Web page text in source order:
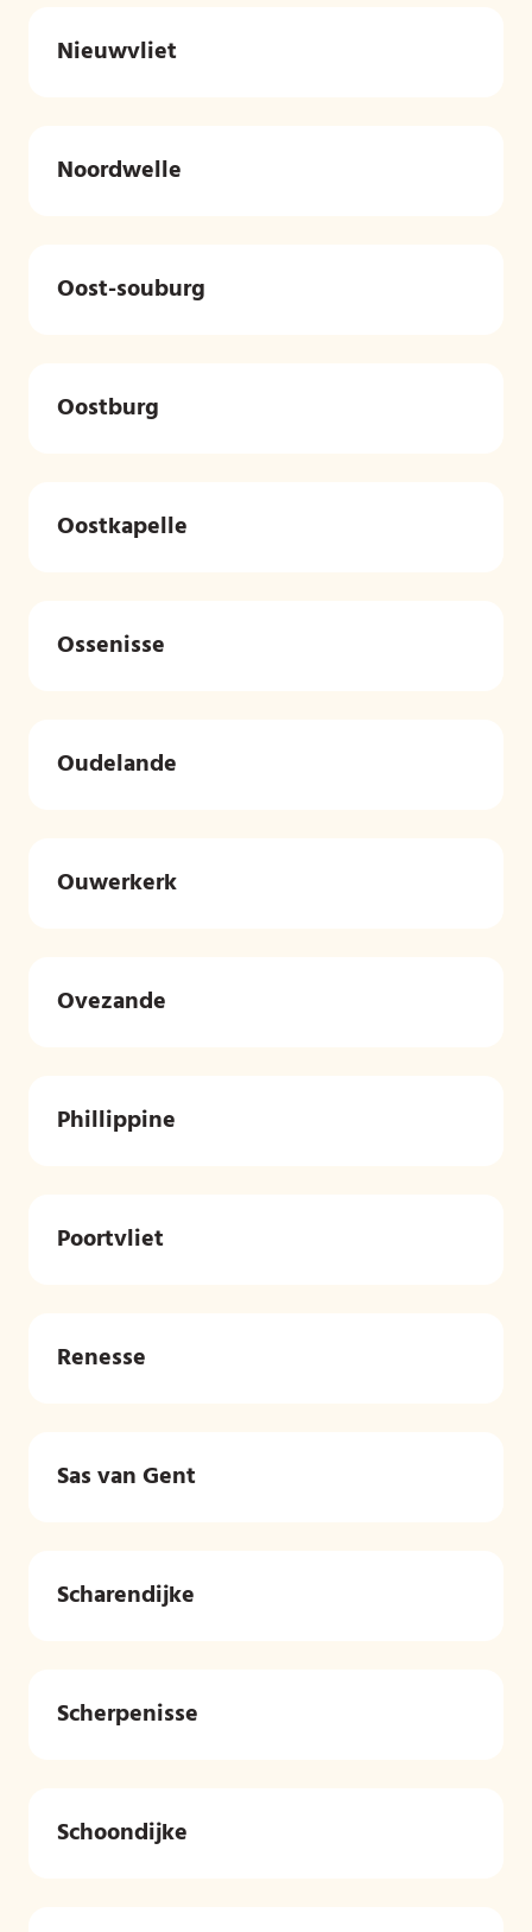
Nieuwvliet
Noordwelle
Oost-souburg
Oostburg
Oostkapelle
Ossenisse
Oudelande
Ouwerkerk
Ovezande
Phillippine
Poortvliet
Renesse
Sas van Gent
Scharendijke
Scherpenisse
Schoondijke